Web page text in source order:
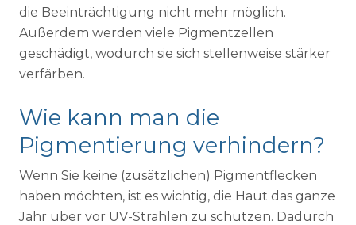
die Beeinträchtigung nicht mehr möglich.
Außerdem werden viele Pigmentzellen
geschädigt, wodurch sie sich stellenweise stärker
verfärben.
Wie kann man die
Pigmentierung verhindern?
Wenn Sie keine (zusätzlichen) Pigmentflecken
haben möchten, ist es wichtig, die Haut das ganze
Jahr über vor UV-Strahlen zu schützen. Dadurch